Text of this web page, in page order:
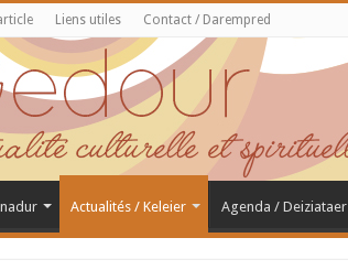
Liens utiles Contact / Darempred
Actualités / Keleier Agenda / Deiziataer